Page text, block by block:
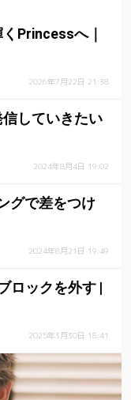
Princessへ｜
2026年7月22日 21:38
していきたい
2024年8月4日 19:02
グで差をつけ
2024年8月21日 19:49
ロックを外す |
2025年3月30日 18:41